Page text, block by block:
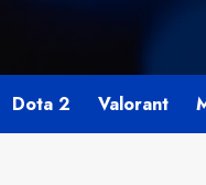
Dota 2 Valorant